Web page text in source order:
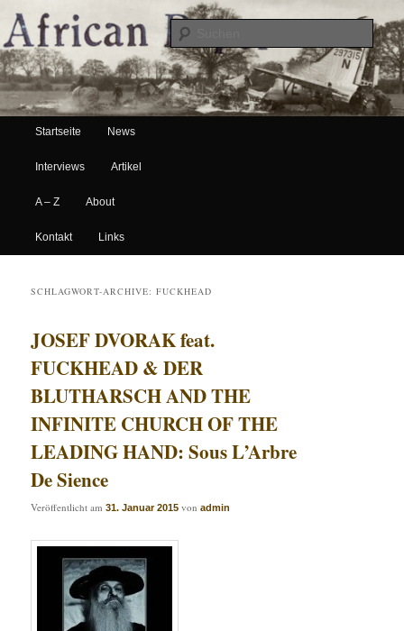
African Paper
Hauptmenü
Zum Inhalt wechseln
Zum sekundären Inhalt wechseln
Startseite News
Interviews Artikel
A – Z About
Kontakt Links
SCHLAGWORT-ARCHIVE:FUCKHEAD
JOSEF DVORAK feat.
FUCKHEAD & DER
BLUTHARSCH AND THE
INFINITE CHURCH OF THE
LEADING HAND: Sous L’Arbre
De Sience
Veröffentlicht am31. Januar 2015 vonadmin